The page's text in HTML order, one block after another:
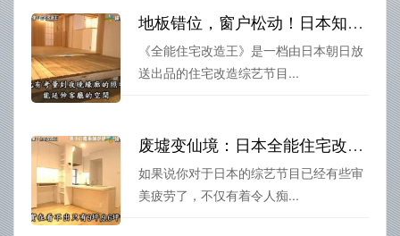
地板错位，窗户松动！日本知名综艺节目《全能住宅改造王》失败原因揭秘
《全能住宅改造王》是一档由日本朝日放
送出品的住宅改造综艺节目...
废墟变仙境：日本全能住宅改造王为你的家庭改造点亮人生
如果说你对于日本的综艺节目已经有些审
美疲劳了，不仅有着令人痴...